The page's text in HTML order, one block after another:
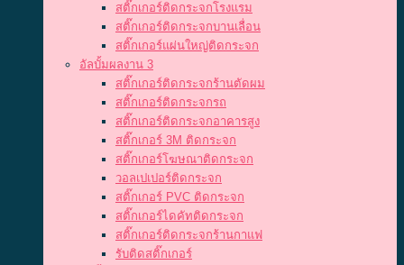
สติ๊กเกอร์ติดกระจกโรงแรม
สติ๊กเกอร์ติดกระจกบานเลื่อน
สติ๊กเกอร์แผ่นใหญ่ติดกระจก
อัลบั้มผลงาน 3
สติ๊กเกอร์ติดกระจกร้านตัดผม
สติ๊กเกอร์ติดกระจกรถ
สติ๊กเกอร์ติดกระจกอาคารสูง
สติ๊กเกอร์ 3M ติดกระจก
สติ๊กเกอร์โฆษณาติดกระจก
วอลเปเปอร์ติดกระจก
สติ๊กเกอร์ PVC ติดกระจก
สติ๊กเกอร์ไดคัทติดกระจก
สติ๊กเกอร์ติดกระจกร้านกาแฟ
รับติดสติ๊กเกอร์